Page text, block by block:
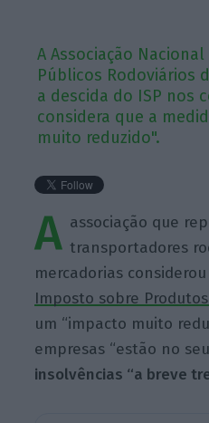
A Associação
Públicos Rodoviários
a descida do ISP nos
considera que a
muito reduzido".
A associação que
transportadores
mercadorias
Imposto sobre
um “impacto muito
empresas “estão no
insolvências “a breve